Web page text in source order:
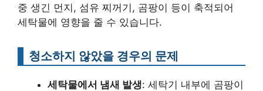
중 생긴 먼지, 섬유 찌꺼기, 곰팡이 등이 축적되어
세탁물에 영향을 줄 수 있습니다.
청소하지 않았을 경우의 문제
세탁물에서 냄새 발생: 세탁기 내부에 곰팡이